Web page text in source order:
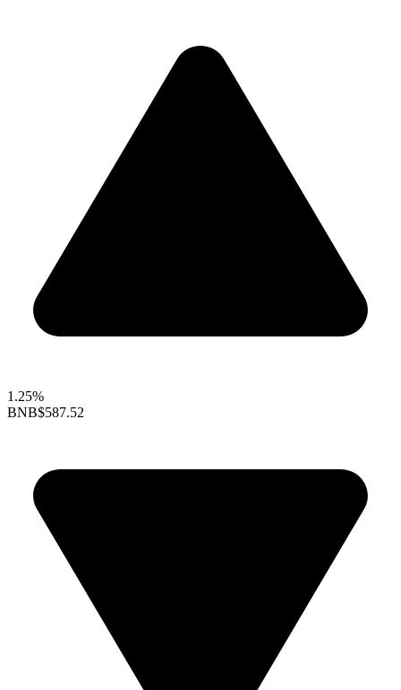
1.25%
BNB$587.52